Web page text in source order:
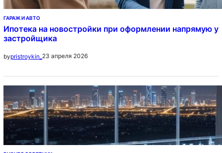
ГАРАЖ И АВТО
Ипотека на новостройки при оформлении напрямую у
застройщика
bypristroykin_ 23 апреля 2026